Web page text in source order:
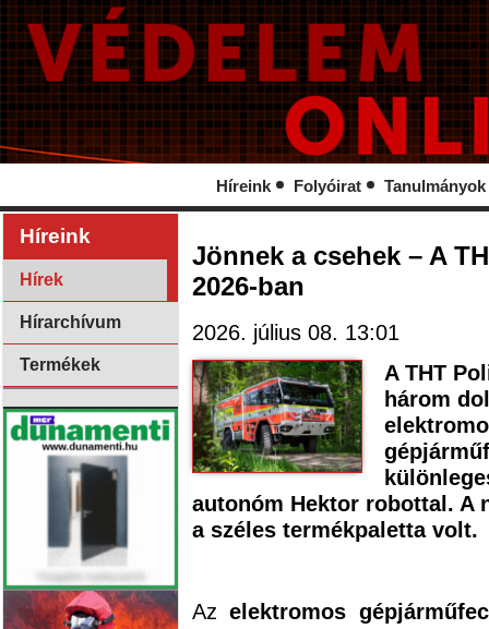
Híreink Folyóirat Tanulmányok
Híreink
Hírek
Hírarchívum
Termékek
Jönnek a csehek – A
2026-ban
2026. július 08. 13:01
A THT
három
autonóm Hektor robottal. A
a széles termékpaletta volt.
Azelektromos